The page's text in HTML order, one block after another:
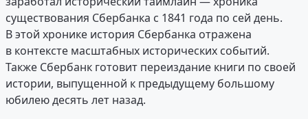
существования Сбербанка с 1841 года по сей день.
В этой хронике история Сбербанка отражена
в контексте масштабных исторических событий.
Также Сбербанк готовит переиздание книги по своей
истории, выпущенной к предыдущему большому
юбилею десять лет назад.